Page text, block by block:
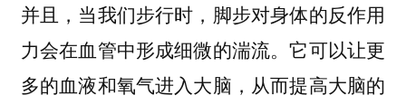
并且，当我们步行时，脚步对身体的反作用
力会在血管中形成细微的湍流。它可以让更
多的血液和氧气进入大脑，从而提高大脑的